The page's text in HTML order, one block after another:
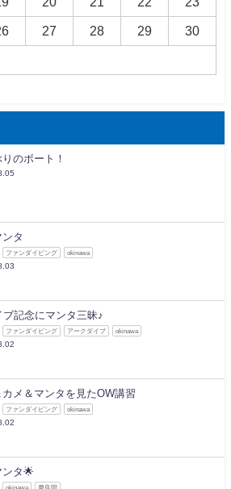
27 28 29 30
のボート！
タ
ファンダイビング okinawa
ブ記念にマンタ三昧♪
ファンダイビング アークダイブ okinawa
カメ＆マンタを見たOW講習
ファンダイビング okinawa
ンタ🌟
okinawa 慶良間